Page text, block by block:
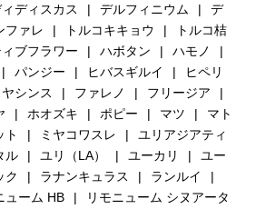
ディスカス デルフィニウム
デ
ファレ トルコキキョウ
トルコ桔
ブフラワー ハボタン
ハモノ
パンジー ヒバスギルイ
ヒペリ
ヤシンス ファレノ
フリージア
ホオズキ ポピー マツ
マト
ト ミヤコワスレ
ユリアジアティ
ル ユリ（LA） ユーカリ
ユー
ク ラナンキュラス
ランルイ
ューム HB
リモニューム シヌアータ